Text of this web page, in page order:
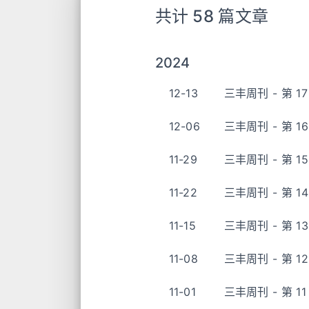
共计 58 篇文章
2024
12-13 三丰周刊 - 第 17
12-06 三丰周刊 - 第
11-29 三丰周刊 - 第
11-22 三丰周刊 - 第
11-15 三丰周刊 - 第
11-08 三丰周刊 - 第
11-01 三丰周刊 - 第 11